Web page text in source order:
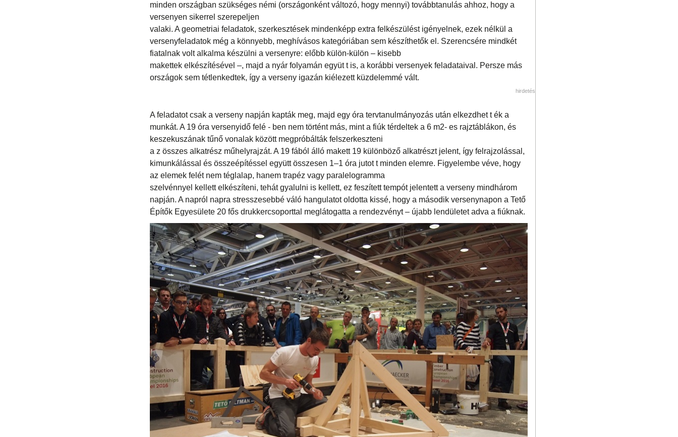
minden országban szükséges némi (országonként változó, hogy mennyi) továbbtanulás ahhoz, hogy a
versenyen sikerrel szerepeljen
valaki. A geometriai feladatok, szerkesztések mindenképp extra felkészülést igényelnek, ezek nélkül a
versenyfeladatok még a könnyebb, meghívásos kategóriában sem készíthetők el. Szerencsére mindkét
fiatalnak volt alkalma készülni a versenyre: előbb külön-külön – kisebb
makettek elkészítésével –, majd a nyár folyamán együt t is, a korábbi versenyek feladataival. Persze más
országok sem tétlenkedtek, így a verseny igazán kiélezett küzdelemmé vált.
hirdetés
A feladatot csak a verseny napján kapták meg, majd egy óra tervtanulmányozás után elkezdhet t ék a
munkát. A 19 óra versenyidő felé - ben nem történt más, mint a fiúk térdeltek a 6 m2- es rajztáblákon, és
keszekuszának tűnő vonalak között megpróbálták felszerkeszteni
a z összes alkatrész műhelyrajzát. A 19 fából álló makett 19 különböző alkatrészt jelent, így felrajzolással,
kimunkálással és összeépítéssel együtt összesen 1–1 óra jutot t minden elemre. Figyelembe véve, hogy
az elemek felét nem téglalap, hanem trapéz vagy paralelogramma
szelvénnyel kellett elkészíteni, tehát gyalulni is kellett, ez feszített tempót jelentett a verseny mindhárom
napján. A napról napra stresszesebbé váló hangulatot oldotta kissé, hogy a második versenynapon a Tető
Építők Egyesülete 20 fős drukkercsoporttal meglátogatta a rendezvényt – újabb lendületet adva a fiúknak.